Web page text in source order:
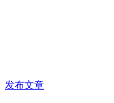
发布文章